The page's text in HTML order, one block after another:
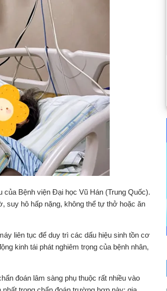
Bệnh viện Đại học Vũ Hán (Trung Quốc).
suy hô hấp nặng, không thể tự thở hoặc ăn
liên tục để duy trì các dấu hiệu sinh tồn cơ
kinh tái phát nghiêm trọng của bệnh nhân,
đoán lâm sàng phụ thuộc rất nhiều vào